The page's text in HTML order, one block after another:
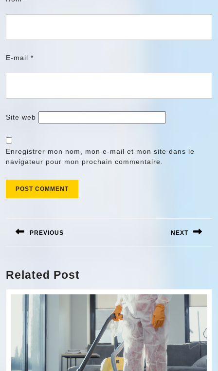
E-mail *
Site web
Enregistrer mon nom, mon e-mail et mon site dans le
navigateur pour mon prochain commentaire.
de
PREVIOUS NEXT
Related Post